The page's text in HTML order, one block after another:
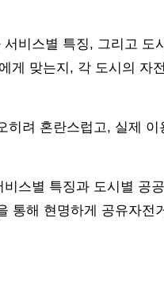
비스별 특징, 그리고
게 맞는지, 각 도시의 자
히려 혼란스럽고, 실제
스별 특징과 도시별 공
통해 현명하게 공유자전